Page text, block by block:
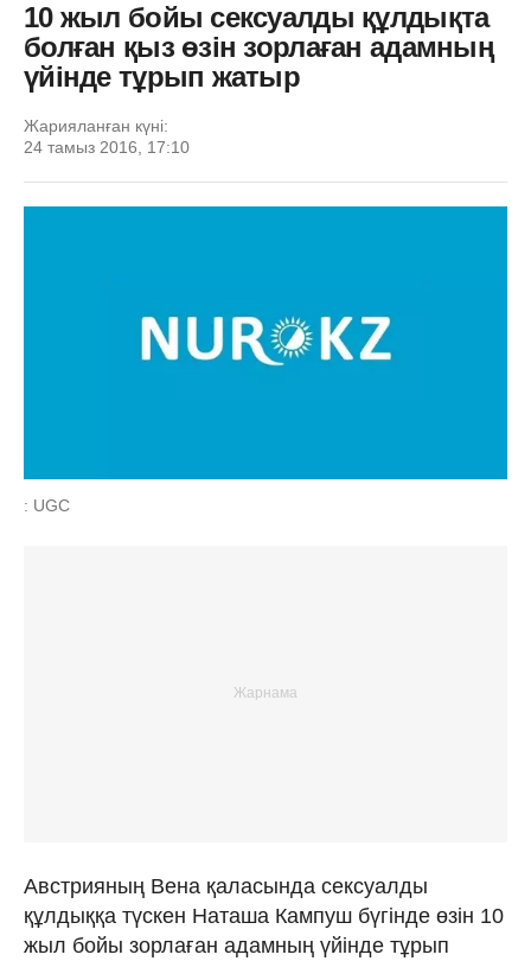
10 жыл бойы сексуалды құлдықта
болған қыз өзін зорлаған адамның
үйінде тұрып жатыр
Жарияланған күні:
24 тамыз 2016, 17:10
: UGC
Австрияның Вена қаласында сексуалды
құлдыққа түскен Наташа Кампуш бүгінде өзін 10
жыл бойы зорлаған адамның үйінде тұрып